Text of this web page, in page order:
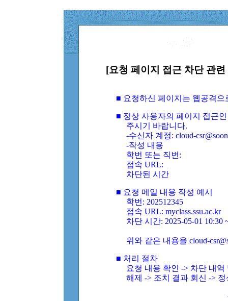
[요청 페이지 접근 차단 관
■ 요청하신 페이지는 웹공격
■ 정상 사용자의 페이지 접근
주시기 바랍니다.
-수신자 계정: cloud-
-작성 내용
학번 또는 직번:
접속 URL:
차단된 시간
■ 요청 메일 내용 작성 예시
학번: 202512345
접속 URL: myclass.ssu.ac.kr
차단 시간: 2025-05-01 10:30
위와 같은 내용을 cloud-
■ 처리 절차
요청 내용 확인 -> 차단 내
해제 -> 조치 결과 회신 ->